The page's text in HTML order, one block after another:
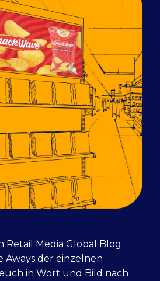
Retail Media Global Blog
Aways der einzelnen
in Wort und Bild nach